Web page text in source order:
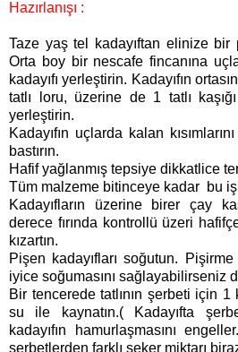
Hazırlanışı :
Taze yaş tel kadayıftan elinize bir
Orta boy bir nescafe fincanına
kadayıfı yerleştirin. Kadayıfın
tatlı loru, üzerine de 1 tatlı
yerleştirin.
Kadayıfın uçlarda kalan
bastırın.
Hafif yağlanmış tepsiye dikkatlice
Tüm malzeme bitinceye kadar bu
Kadayıfların üzerine birer çay
derece fırında kontrollü üzeri
kızartın.
Pişen kadayıfları soğutun.
iyice soğumasını sağlayabilirseniz
Bir tencerede tatlının şerbeti için
su ile kaynatın.( Kadayıfta
kadayıfın hamurlaşmasını
şerbetlerden farklı şeker miktarı